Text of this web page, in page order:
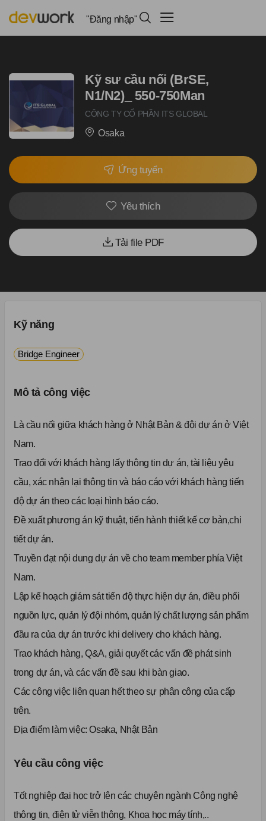
"Đăng nhập"
Kỹ sư cầu nối (BrSE,
N1/N2)_ 550-750Man
CÔNG TY CỔ PHẦN ITS GLOBAL
Osaka
Ứng tuyển
Yêu thích
Tải file PDF
Kỹ năng
Bridge Engineer
Mô tả công việc
Là cầu nối giữa khách hàng ở Nhật Bản & đội dự án ở Việt
Nam.
Trao đổi với khách hàng lấy thông tin dự án, tài liệu yêu
cầu, xác nhận lại thông tin và báo cáo với khách hàng tiến
độ dự án theo các loại hình báo cáo.
Đề xuất phương án kỹ thuật, tiến hành thiết kế cơ bản,chi
tiết dự án.
Truyền đạt nội dung dự án về cho team member phía Việt
Nam.
Lập kế hoạch giám sát tiến độ thực hiện dự án, điều phối
nguồn lực, quản lý đội nhóm, quản lý chất lượng sản phẩm
đầu ra của dự án trước khi delivery cho khách hàng.
Trao khách hàng, Q&A, giải quyết các vấn đề phát sinh
trong dự án, và các vấn đề sau khi bàn giao.
Các công việc liên quan hết theo sự phân công của cấp
trên.
Địa điểm làm việc: Osaka, Nhật Bản
Yêu cầu công việc
Tốt nghiệp đại học trở lên các chuyên ngành Công nghệ
thông tin, điện tử viễn thông, Khoa học máy tính,..